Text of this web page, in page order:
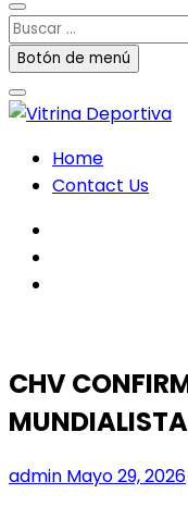
Buscar
…Botón de menú
Home
Contact Us
CHV
MUNDIALISTA
admin Mayo 29, 2026